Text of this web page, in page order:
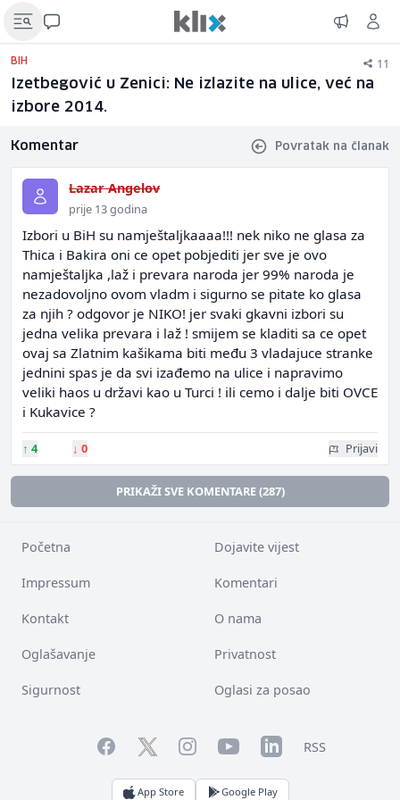
BIH 11
Izetbegović u Zenici: Ne izlazite na ulice, već na
izbore 2014.
Komentar Povratak na članak
Lazar Angelov
prije 13 godina
Izbori u BiH su namještaljkaaaa!!! nek niko ne glasa za
Thica i Bakira oni ce opet pobjediti jer sve je ovo
namještaljka ,laž i prevara naroda jer 99% naroda je
nezadovoljno ovom vladm i sigurno se pitate ko glasa
za njih ? odgovor je NIKO! jer svaki gkavni izbori su
jedna velika prevara i laž ! smijem se kladiti sa ce opet
ovaj sa Zlatnim kašikama biti među 3 vladajuce stranke
jednini spas je da svi izađemo na ulice i napravimo
veliki haos u državi kao u Turci ! ili cemo i dalje biti OVCE
i Kukavice ?
↑ 4 ↓ 0 Prijavi
PRIKAŽI SVE KOMENTARE (287)
Početna Dojavite vijest
Impressum Komentari
Kontakt O nama
Oglašavanje Privatnost
Sigurnost Oglasi za posao
FacebookTwitterInstagramYouTubeLinkedInRSS
App Store Google Play